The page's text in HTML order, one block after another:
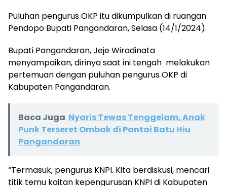
Puluhan pengurus OKP itu dikumpulkan di ruangan
Pendopo Bupati Pangandaran, Selasa (14/1/2024).
Bupati Pangandaran, Jeje Wiradinata
menyampaikan, dirinya saat ini tengah melakukan
pertemuan dengan puluhan pengurus OKP di
Kabupaten Pangandaran.
Baca Juga Nyaris Tewas Tenggelam, Anak
Punk Terseret Ombak di Pantai Batu Hiu
Pangandaran
“Termasuk, pengurus KNPI. Kita berdiskusi, mencari
titik temu kaitan kepengurusan KNPI di Kabupaten